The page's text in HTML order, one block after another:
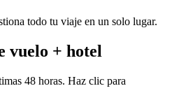
todo tu viaje en un solo lugar.
vuelo + hotel
48 horas. Haz clic para